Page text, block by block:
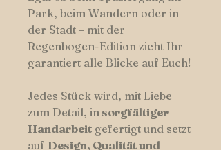
Park, beim Wandern oder in
der Stadt – mit der
Regenbogen-Edition zieht Ihr
garantiert alle Blicke auf Euch!
Jedes Stück wird, mit Liebe
zum Detail, insorgfältiger
Handarbeit gefertigt und setzt
auf Design, Qualität und